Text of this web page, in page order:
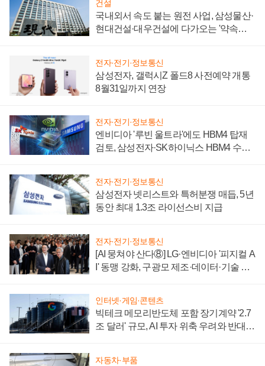
건설
국내외서 속도 붙는 원전 사업, 삼성물산·
현대건설·대우건설에 다가오는 '약속의
전자·전기·정보통신
삼성전자, 갤럭시Z 폴드8 사전예약 개통
8월31일까지 연장
전자·전기·정보통신
엔비디아 '루빈 울트라'에도 HBM4 탑재
검토, 삼성전자·SK하이닉스 HBM4 수율
전자·전기·정보통신
삼성전자 넷리스트와 특허분쟁 매듭, 5년
동안 최대 1.3조 라이선스비 지급
전자·전기·정보통신
[AI 뭉쳐야 산다⑧] LG·엔비디아 '피지컬 A
I' 동맹 강화, 구광모 제조·데이터·기술 결
인터넷·게임·콘텐츠
빅테크 메모리반도체 포함 장기계약 '2.7
조 달러' 규모, AI 투자 위축 우려와 반대
자동차·부품